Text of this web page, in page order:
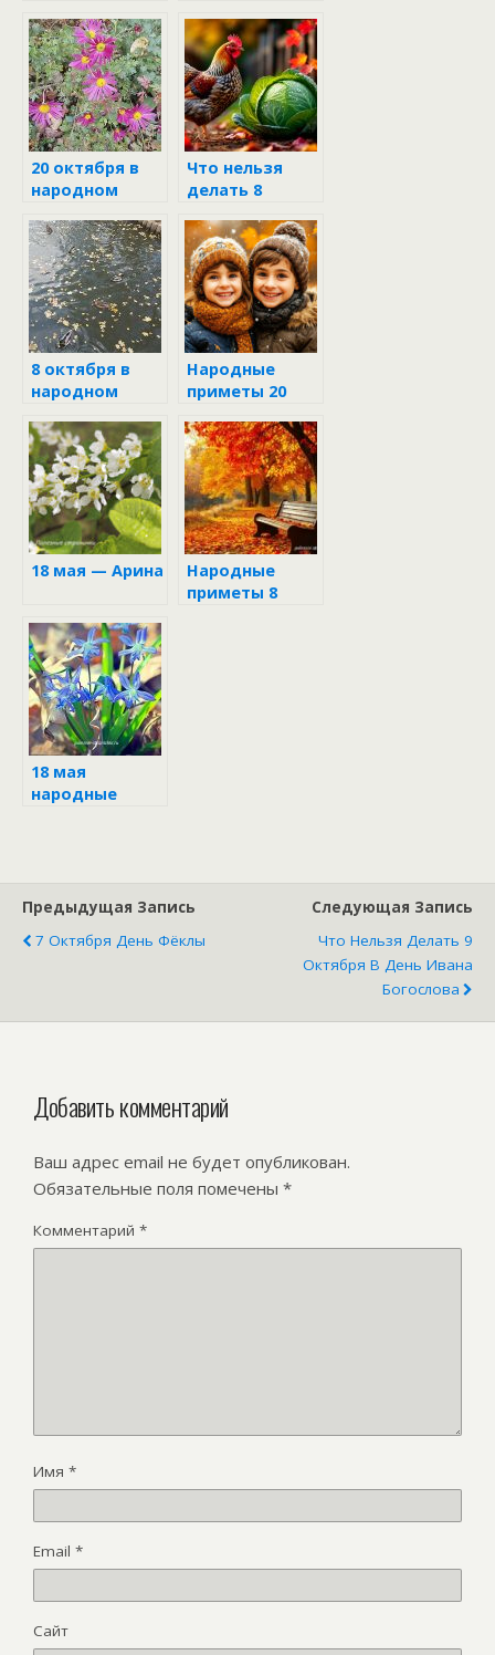
зимнего
20 октября в
народном
Что нельзя
делать 8
обязательно
надо сделать в
день Сергея
Капустника
8 октября в
народном
Народные
приметы 20
18 мая — Арина
Народные
приметы 8
18 мая
народные
Предыдущая Запись
7 Октября День Фёклы
Следующая Запись
Что Нельзя Делать 9
Октября В День Ивана
Богослова
Добавить комментарий
Ваш адрес email не будет опубликован.
Обязательные поля помечены *
Комментарий *
Имя *
Email *
Сайт